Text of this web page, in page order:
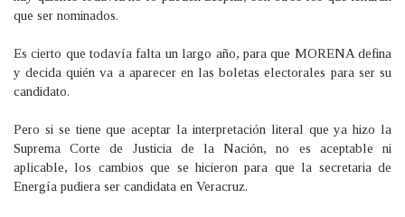
que ser nominados.
Es cierto que todavía falta un largo año, para que MORENA defina
y decida quién va a aparecer en las boletas electorales para ser su
candidato.
Pero si se tiene que aceptar la interpretación literal que ya hizo la
Suprema Corte de Justicia de la Nación, no es aceptable ni
aplicable, los cambios que se hicieron para que la secretaria de
Energía pudiera ser candidata en Veracruz.